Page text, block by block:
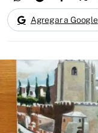
Agregar a Google